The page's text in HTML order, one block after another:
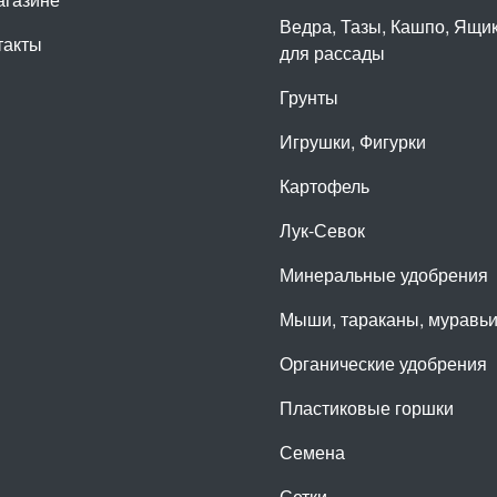
Ведра, Тазы, Кашпо,
для рассады
Грунты
Игрушки, Фигурки
Картофель
Лук-Севок
Минеральные удобрения
Мыши, тараканы, муравьи
Органические удобрения
Пластиковые горшки
Семена